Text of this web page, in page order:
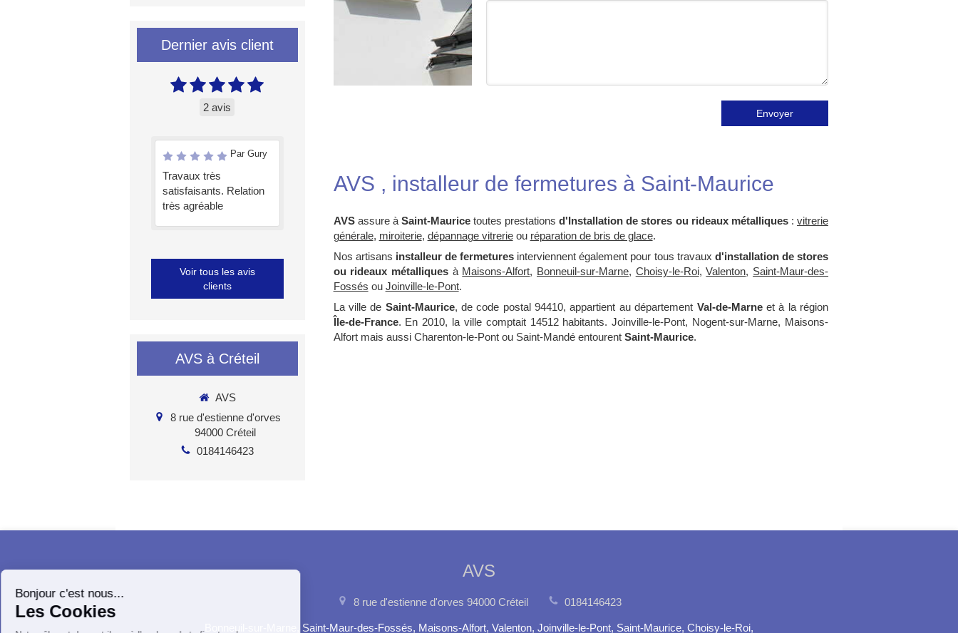
Envoyer
AVS , installeur de fermetures à Saint-Maurice
AVS assure à Saint-Mauricetoutes prestations d'Installation de stores ou rideaux métalliques:vitrerie
générale, miroiterie, dépannage vitrerieou réparation de bris de glace.
Nos artisans installeur de fermetures interviennent également pour tous travaux d'installation de stores
ou rideaux métalliquesà Maisons-Alfort, Bonneuil-sur-Marne, Choisy-le-Roi,Valenton, Saint-Maur-des-
Fossés ou Joinville-le-Pont.
La ville de Saint-Maurice, de code postal 94410, appartient au département Val-de-Marneet à la région
Île-de-France. En 2010, la ville comptait 14512 habitants. Joinville-le-Pont, Nogent-sur-Marne, Maisons-
Alfort mais aussi Charenton-le-Pont ou Saint-Mandé entourent Saint-Maurice.
Dernier avis client
2 avis
Par Gury
Travaux très
satisfaisants. Relation
très agréable
Voir tous les avis
clients
AVS à Créteil
AVS
8 rue d'estienne d'orves
94000 Créteil
0184146423
AVS
8 rue d'estienne d'orves 94000 Créteil 0184146423
Bonneuil-sur-Marne, Saint-Maur-des-Fossés, Maisons-Alfort, Valenton, Joinville-le-Pont, Saint-Maurice, Choisy-le-Roi,